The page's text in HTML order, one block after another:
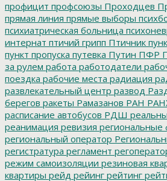
профицит профсоюзы Проходцев
прямая линия прямые выборы
психиатрическая больница
интернат птичий грипп Птичник
пункт пропуска путевка Путин ПФР
за рулем работа работодатели
поездка рабочие места радиация
развлекательный центр развод
берегов ракеты Рамазанов РАН
расписание автобусов РДШ
реанимация ревизия региональные
региональный оператор
регистратура регламент
режим самоизоляции резиновая
квартиры рейд рейинг рейтинг